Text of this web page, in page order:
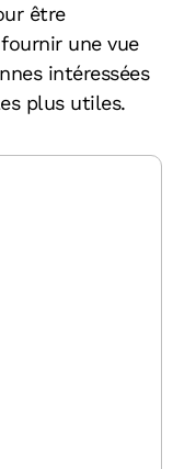
être
une vue
intéressées
plus utiles.